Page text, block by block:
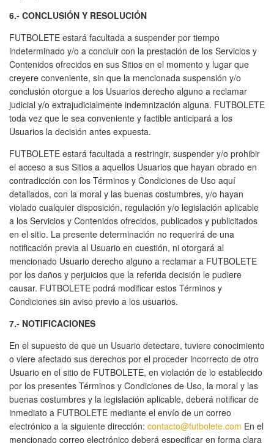
6.- CONCLUSIÓN Y RESOLUCIÓN
FUTBOLETE estará facultada a suspender por tiempo
indeterminado y/o a concluir con la prestación de los Servicios y
Contenidos ofrecidos en sus Sitios en el momento y lugar que
creyere conveniente, sin que la mencionada suspensión y/o
conclusión otorgue a los Usuarios derecho alguno a reclamar
judicial y/o extrajudicialmente indemnización alguna. FUTBOLETE
toda vez que le sea conveniente y factible anticipará a los
Usuarios la decisión antes expuesta.
FUTBOLETE estará facultada a restringir, suspender y/o prohibir
el acceso a sus Sitios a aquellos Usuarios que hayan obrado en
contradicción con los Términos y Condiciones de Uso aquí
detallados, con la moral y las buenas costumbres, y/o hayan
violado cualquier disposición, regulación y/o legislación aplicable
a los Servicios y Contenidos ofrecidos, publicados y publicitados
en el sitio. La presente determinación no requerirá de una
notificación previa al Usuario en cuestión, ni otorgará al
mencionado Usuario derecho alguno a reclamar a FUTBOLETE
por los daños y perjuicios que la referida decisión le pudiere
causar. FUTBOLETE podrá modificar estos Términos y
Condiciones sin aviso previo a los usuarios.
7.- NOTIFICACIONES
En el supuesto de que un Usuario detectare, tuviere conocimiento
o viere afectado sus derechos por el proceder incorrecto de otro
Usuario en el sitio de FUTBOLETE, en violación de lo establecido
por los presentes Términos y Condiciones de Uso, la moral y las
buenas costumbres y la legislación aplicable, deberá notificar de
inmediato a FUTBOLETE mediante el envío de un correo
electrónico a la siguiente dirección: contacto@futbolete.com En el
mencionado correo electrónico deberá especificar en forma clara